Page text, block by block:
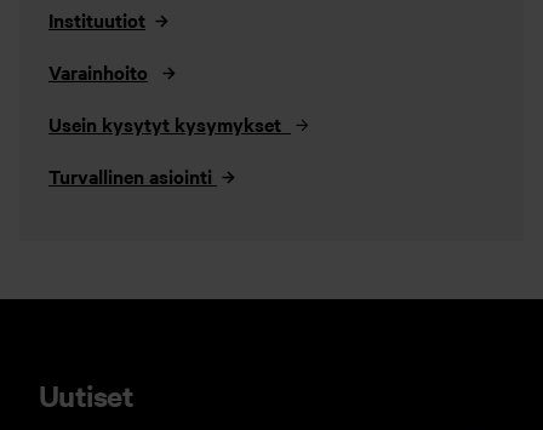
Instituutiot
Varainhoito
Usein kysytyt kysymykset
Turvallinen asiointi
Uutiset